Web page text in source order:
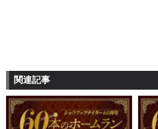
関連記事